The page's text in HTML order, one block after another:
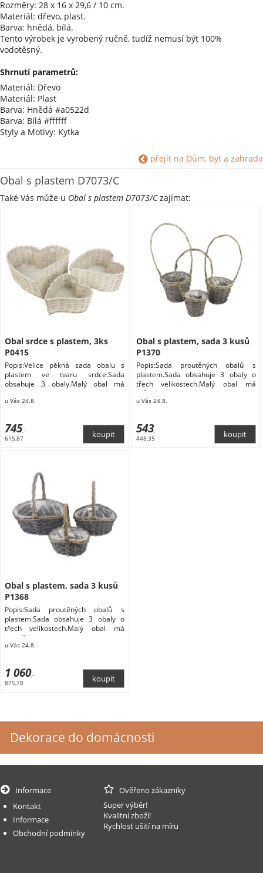
Rozměry: 28 x 16 x 29,6 / 10 cm.
Materiál: dřevo, plast.
Barva: hnědá, bílá.
Tento výrobek je vyrobený ručně, tudíž nemusí být 100%
vodotěsný.
Shrnutí parametrů:
Materiál: Dřevo
Materiál: Plast
Barva: Hnědá #a0522d
Barva: Bílá #ffffff
Styly a Motivy: Kytka
přejít na Dům, byt a zahrada
Obal s plastem D7073/C
Také Vás může u Obal s plastem D7073/Czajímat:
Obal srdce s plastem, 3ks
P0415
Popis:Velice pěkná sada obalu s
plastem ve tvaru srdce.Sada
obsahuje 3 obaly.Malý obal má
rozměry
u Vás 24.8.
745,-
615,87
Obal s plastem, sada 3 kusů
P1370
Popis:Sada proutěných obalů s
plastem.Sada obsahuje 3 obaly o
třech velikostech.Malý obal má
průměr
u Vás 24.8.
543,-
448,35
Obal s plastem, sada 3 kusů
P1368
Popis:Sada proutěných obalů s
plastem.Sada obsahuje 3 obaly o
třech velikostech.Malý obal má
rozměry
u Vás 24.8.
1 060,-
875,70
Dekorace do domácnosti
Informace
Kontakt
Informace
Obchodní podmínky
Ověřeno zákazníky
Super výběr!
Kvalitní zboží!
Rychlost ušití na míru